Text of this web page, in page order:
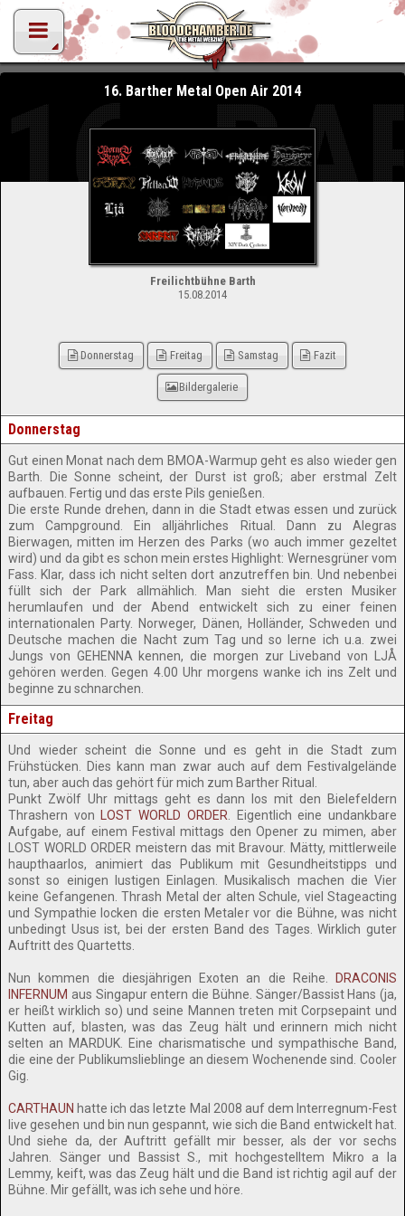
16.16. Barther Metal Open Air 2014
Freilichtbühne Barth
15.08.2014
Donnerstag Freitag Samstag Fazit
Bildergalerie
Donnerstag
Gut einen Monat nach dem BMOA-Warmup geht es also wieder gen
Barth. Die Sonne scheint, der Durst ist groß; aber erstmal Zelt
aufbauen. Fertig und das erste Pils genießen.
Die erste Runde drehen, dann in die Stadt etwas essen und zurück
zum Campground. Ein alljährliches Ritual. Dann zu Alegras
Bierwagen, mitten im Herzen des Parks (wo auch immer gezeltet
wird) und da gibt es schon mein erstes Highlight: Wernesgrüner vom
Fass. Klar, dass ich nicht selten dort anzutreffen bin. Und nebenbei
füllt sich der Park allmählich. Man sieht die ersten Musiker
herumlaufen und der Abend entwickelt sich zu einer feinen
internationalen Party. Norweger, Dänen, Holländer, Schweden und
Deutsche machen die Nacht zum Tag und so lerne ich u.a. zwei
Jungs von GEHENNA kennen, die morgen zur Liveband von LJÅ
gehören werden. Gegen 4.00 Uhr morgens wanke ich ins Zelt und
beginne zu schnarchen.
Freitag
Und wieder scheint die Sonne und es geht in die Stadt zum
Frühstücken. Dies kann man zwar auch auf dem Festivalgelände
tun, aber auch das gehört für mich zum Barther Ritual.
Punkt Zwölf Uhr mittags geht es dann los mit den Bielefeldern
Thrashern von
LOST WORLD ORDER . Eigentlich eine undankbare
Aufgabe, auf einem Festival mittags den Opener zu mimen, aber
LOST WORLD ORDER meistern das mit Bravour. Mätty, mittlerweile
haupthaarlos, animiert das Publikum mit Gesundheitstipps und
sonst so einigen lustigen Einlagen. Musikalisch machen die Vier
keine Gefangenen. Thrash Metal der alten Schule, viel Stageacting
und Sympathie locken die ersten Metaler vor die Bühne, was nicht
unbedingt Usus ist, bei der ersten Band des Tages. Wirklich guter
Auftritt des Quartetts.
Nun kommen die diesjährigen Exoten an die Reihe.
DRACONIS
INFERNUM aus Singapur entern die Bühne. Sänger/Bassist Hans (ja,
er heißt wirklich so) und seine Mannen treten mit Corpsepaint und
Kutten auf, blasten, was das Zeug hält und erinnern mich nicht
selten an MARDUK. Eine charismatische und sympathische Band,
die eine der Publikumslieblinge an diesem Wochenende sind. Cooler
Gig.
CARTHAUN hatte ich das letzte Mal 2008 auf dem Interregnum-Fest
live gesehen und bin nun gespannt, wie sich die Band entwickelt hat.
Und siehe da, der Auftritt gefällt mir besser, als der vor sechs
Jahren. Sänger und Bassist S., mit hochgestelltem Mikro a la
Lemmy, keift, was das Zeug hält und die Band ist richtig agil auf der
Bühne. Mir gefällt, was ich sehe und höre.